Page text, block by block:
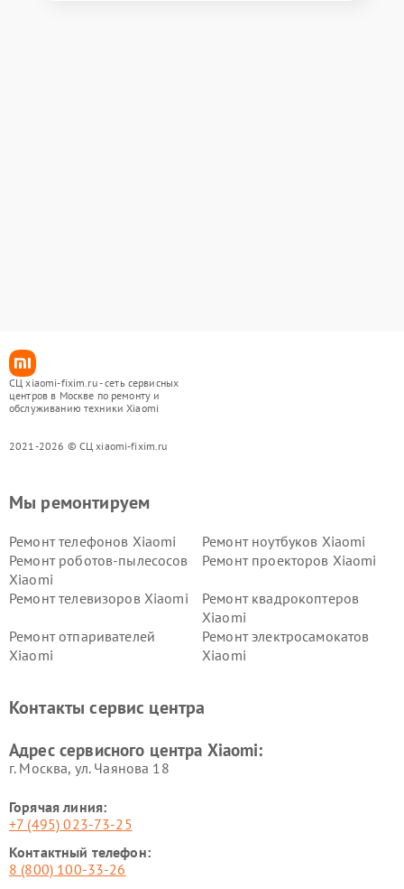
СЦ xiaomi-fixim.ru - сеть сервисных
центров в Москве по ремонту и
обслуживанию техники Xiaomi
2021-2026 © СЦ xiaomi-fixim.ru
Мы ремонтируем
Ремонт телефонов Xiaomi
Ремонт ноутбуков Xiaomi
Ремонт роботов-пылесосов
Xiaomi
Ремонт проекторов Xiaomi
Ремонт телевизоров Xiaomi
Ремонт квадрокоптеров
Xiaomi
Ремонт отпаривателей
Xiaomi
Ремонт электросамокатов
Xiaomi
Ремонт стиральных машин
Ремонт смарт-часов Xiaomi
Контакты сервис центра
Адрес сервисного центра Xiaomi:
г. Москва, ул. Чаянова 18
Горячая линия:
+7 (495) 023-73-25
Контактный телефон:
8 (800) 100-33-26